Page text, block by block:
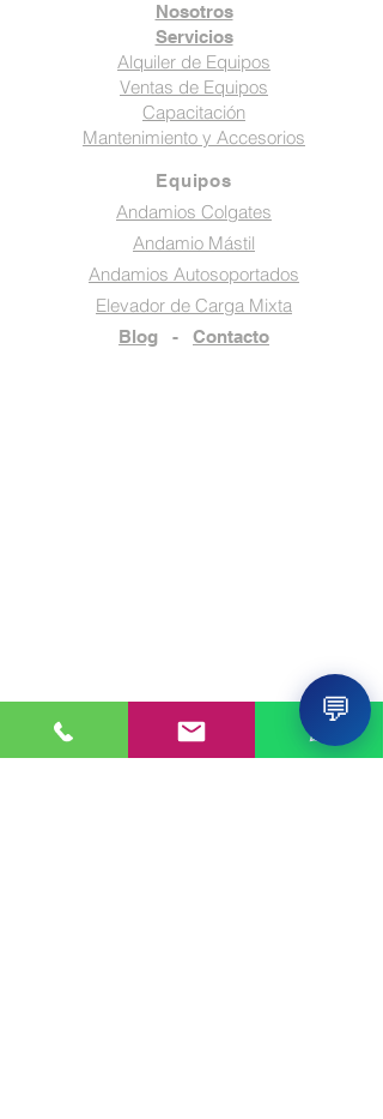
Nosotros
Servicios
Alquiler de Equipos
Ventas de Equipos
Capacitación
Mantenimiento y Accesorios
Equipos
Andamios Colgates
Andamio Mástil
Andamios Autosoportados
Elevador de Carga Mixta
Blog - Contacto
💬